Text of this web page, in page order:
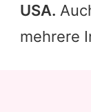
USA.
mehrere